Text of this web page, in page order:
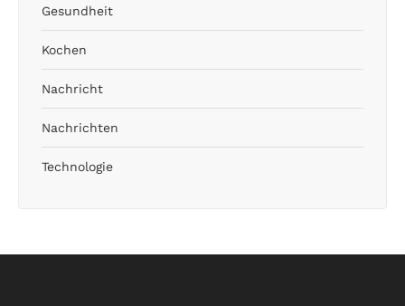
Gesundheit
Kochen
Nachricht
Nachrichten
Technologie